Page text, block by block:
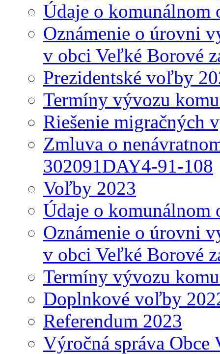
Údaje o komunálnom
Oznámenie o úrovni
v obci Veľké Borové
Prezidentské voľby
Termíny vývozu
Riešenie migračných
Zmluva o
302091DAY4-91-108
Voľby 2023
Údaje o komunálnom
Oznámenie o úrovni
v obci Veľké Borové
Termíny vývozu
Doplnkové voľby
Referendum 2023
Výročná správa